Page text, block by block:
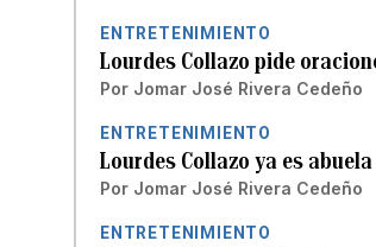
ENTRETENIMIENTO
Lourdes Collazo pide
Por Jomar José Rivera Cedeño
ENTRETENIMIENTO
Lourdes Collazo ya es abuela
Por Jomar José Rivera Cedeño
ENTRETENIMIENTO